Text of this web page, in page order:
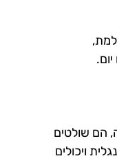
הם שולטים
ויכולים